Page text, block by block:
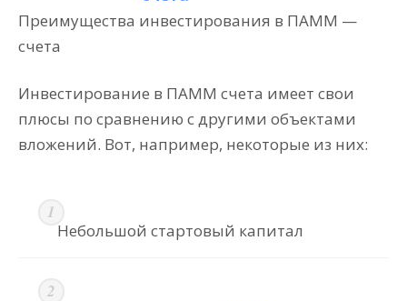
Преимущества инвестирования в ПАММ —
счета
Инвестирование в ПАММ счета имеет свои
плюсы по сравнению с другими объектами
вложений. Вот, например, некоторые из них:
Небольшой стартовый капитал